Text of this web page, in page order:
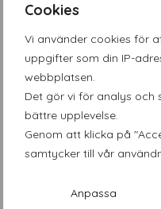
Cookies
Vi använder cookies för
uppgifter som din IP-
webbplatsen.
Det gör vi för analys
bättre upplevelse.
Genom att klicka på
samtycker till vår
Anpassa
april 2025
mars 2025
februari 2025
januari 2025
december 2024
november 2024
september 2024